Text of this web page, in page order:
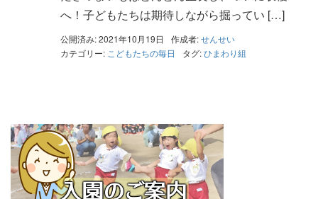
へ！子どもたちは期待しながら掘ってい […]
公開済み: 2021年10月19日 作成者:せんせい
カテゴリー: こどもたちの毎日 タグ:ひまわり組